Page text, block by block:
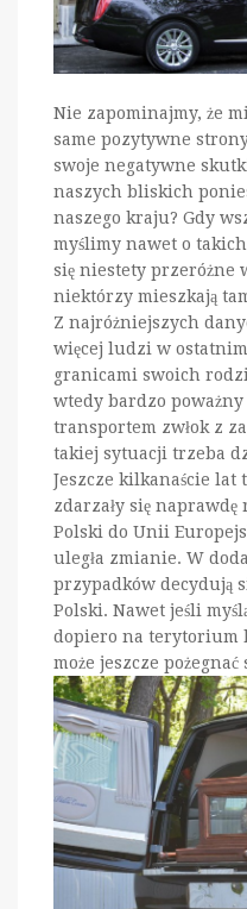
Nie zapominajmy, że
same pozytywne
swoje negatywne
naszych bliskich
naszego kraju? Gdy
myślimy nawet o
się niestety przeróżne
niektórzy mieszkają
Z najróżniejszych
więcej ludzi w
granicami swoich
wtedy bardzo
transportem zwłok z
takiej sytuacji trzeba
Jeszcze kilkanaście
zdarzały się
Polski do Unii
uległa zmianie. W
przypadków decydują
Polski. Nawet jeśli
dopiero na terytorium
może jeszcze pożegnać